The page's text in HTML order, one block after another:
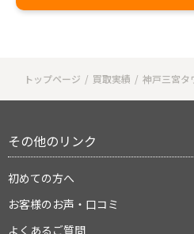
トップページ 買取実績 神戸三宮タ
その他のリンク
初めての方へ
お客様のお声・口コミ
よくあるご質問